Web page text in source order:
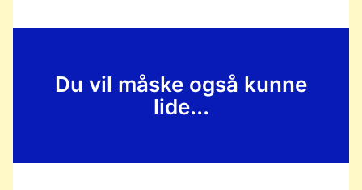
Du vil måske også kunne
lide...